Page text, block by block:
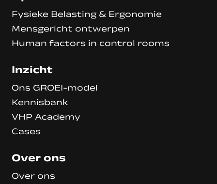
Fysieke Belasting & Ergonomie
Mensgericht ontwerpen
Human factors in control rooms
Inzicht
Ons GROEI-model
Kennisbank
VHP Academy
Cases
Over ons
Over ons